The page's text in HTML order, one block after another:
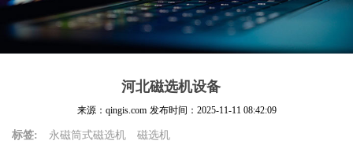
河北磁选机设备
来源：qingis.com 发布时间： 2025-11-11 08:42:09
标签: 永磁筒式磁选机 磁选机